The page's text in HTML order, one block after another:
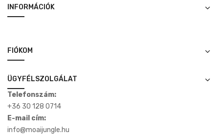
INFORMÁCIÓK
FIÓKOM
ÜGYFÉLSZOLGÁLAT
Telefonszám:
+36 30 128 0714
E-mail cím:
info@moaijungle.hu